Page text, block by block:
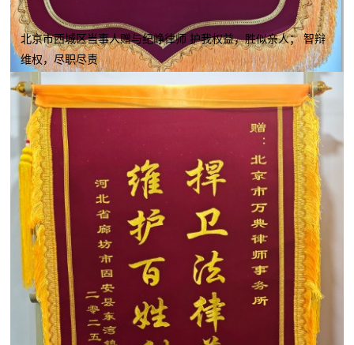
北京市西城区当事人赠与纪峥律师 护我权益，胜似亲人； 智辩
维权，尽职尽责